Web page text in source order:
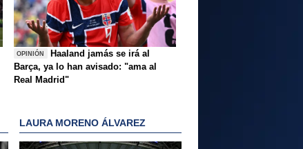
OPINIÓN
Haaland jamás se irá al
Barça, ya lo han avisado: "ama al
Real Madrid"
LAURA MORENO ÁLVAREZ